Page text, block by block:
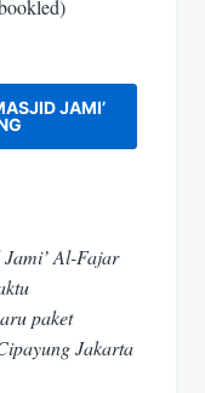
JAMI’
Al-Fajar
paket
Jakarta